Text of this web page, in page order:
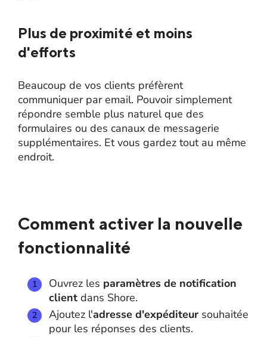
Plus de proximité et moins
d'efforts
Beaucoup de vos clients préfèrent
communiquer par email. Pouvoir simplement
répondre semble plus naturel que des
formulaires ou des canaux de messagerie
supplémentaires. Et vous gardez tout au même
endroit.
Comment activer la nouvelle
fonctionnalité
Ouvrez les paramètres de notification
client dans Shore.
Ajoutez l'adresse d'expéditeur souhaitée
pour les réponses des clients.